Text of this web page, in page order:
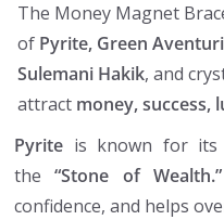
The Money Magnet
of Pyrite, Green
Sulemani Hakik, and
attract money, success,
Pyrite is known for its
the“Stone of Wealth.”
confidence, and helps